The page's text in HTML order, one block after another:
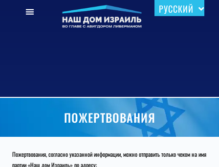
РУССКИЙ
עברית
ПОЖЕРТВОВАНИЯ
Пожертвования, согласно указанной информации, можно отправить только чеком на имя
партии «Наш дом Израиль» по адресу: